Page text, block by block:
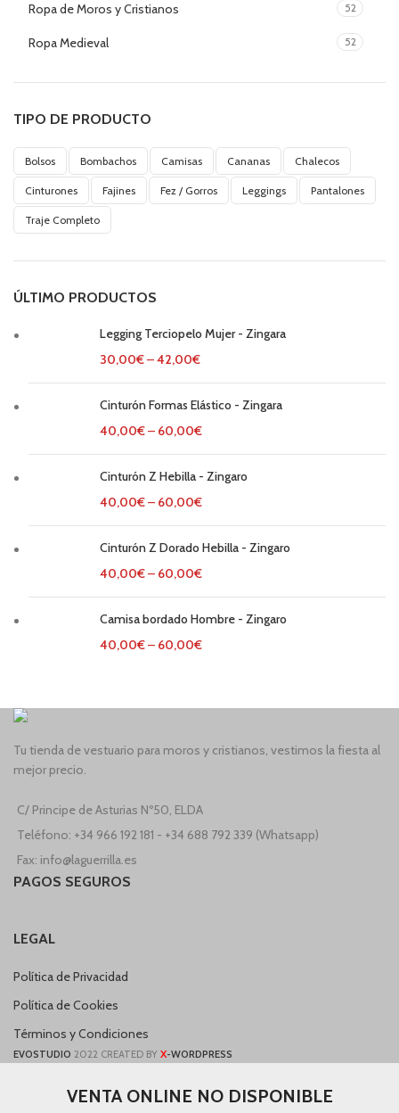
Ropa de Moros y Cristianos 52
Ropa Medieval 52
TIPO DE PRODUCTO
Bolsos Bombachos Camisas Cananas Chalecos
Cinturones Fajines Fez / Gorros Leggings Pantalones
Traje Completo
ÚLTIMO PRODUCTOS
Legging Terciopelo Mujer - Zingara
30,00€–42,00€
Cinturón Formas Elástico - Zingara
40,00€– 60,00€
Cinturón Z Hebilla - Zingaro
40,00€– 60,00€
Cinturón Z Dorado Hebilla - Zingaro
40,00€– 60,00€
Camisa bordado Hombre - Zingaro
40,00€– 60,00€
Tu tienda de vestuario para moros y cristianos, vestimos la fiesta al
mejor precio.
C/ Principe de Asturias Nº50, ELDA
Teléfono: +34 966 192 181 - +34 688 792 339 (Whatsapp)
Fax: info@laguerrilla.es
PAGOS SEGUROS
LEGAL
Política de Privacidad
Política de Cookies
Términos y Condiciones
EVOSTUDIO 2022 CREATED BY X-WORDPRESS
VENTA ONLINE NO DISPONIBLE